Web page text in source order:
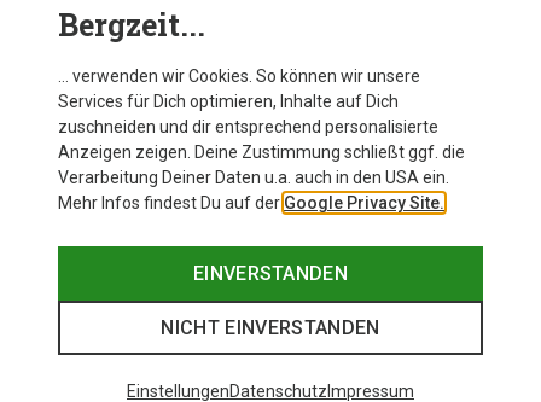
Bike Bags Raincover
ONE SIZEBergzeit...
… verwenden wir Cookies. So können wir unsere
Services für Dich optimieren, Inhalte auf Dich
zuschneiden und dir entsprechend personalisierte
Anzeigen zeigen. Deine Zustimmung schließt ggf. die
Verarbeitung Deiner Daten u.a. auch in den USA ein.
Mehr Infos findest Du auf der Google Privacy Site.
EINVERSTANDEN
NICHT EINVERSTANDEN
EinstellungenDatenschutz Impressum